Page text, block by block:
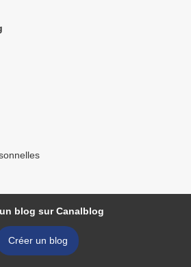
blog sur Canalblog
Créer un blog